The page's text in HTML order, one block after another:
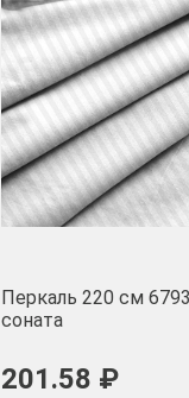
Перкаль 220 см
соната
201.58 ₽